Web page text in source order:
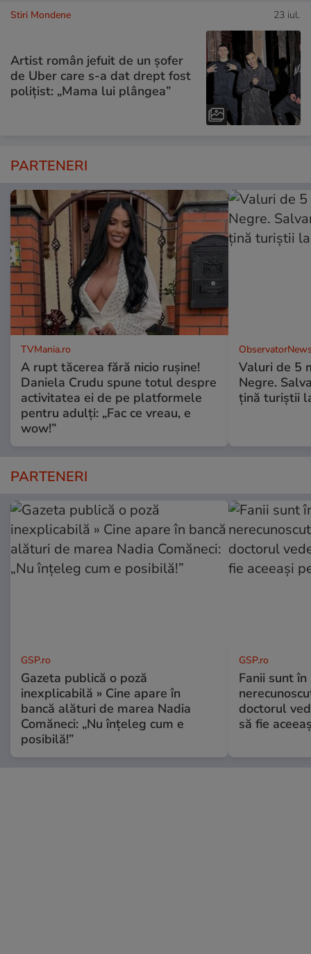
Stiri Mondene 23 iul.
Artist român jefuit de un șofer
de Uber care s-a dat drept fost
polițist: „Mama lui plângea”
PARTENERI
TVMania.ro
A rupt tăcerea fără nicio rușine!
Daniela Crudu spune totul despre
activitatea ei de pe platformele
pentru adulți: „Fac ce vreau, e
wow!”
Valuri de 5
Negre.
ţină turiştii
PARTENERI
GSP.ro
Gazeta publică o poză
inexplicabilă » Cine apare în
bancă alături de marea Nadia
Comăneci: „Nu înțeleg cum e
posibilă!”
GSP.ro
Fanii sunt în
doctorul
să fie